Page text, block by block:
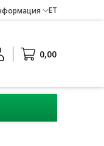
ET
0,00